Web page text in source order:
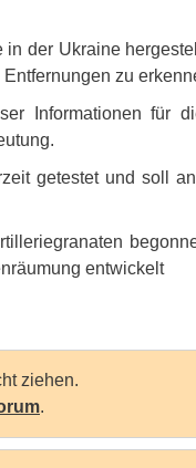
der Ukraine
zu
Informationen für
getestet und soll
entwickelt
ziehen.
.